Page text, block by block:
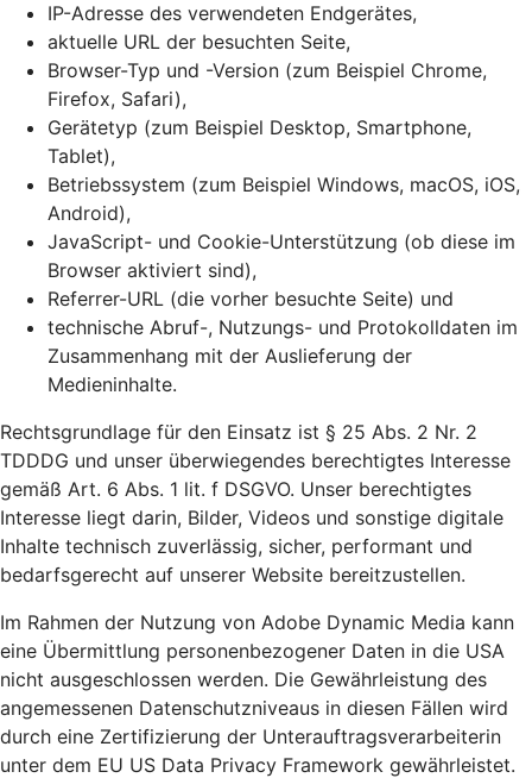
IP-Adresse des verwendeten Endgerätes,
aktuelle URL der besuchten Seite,
Browser-Typ und -Version (zum Beispiel Chrome,
Firefox, Safari),
Gerätetyp (zum Beispiel Desktop, Smartphone,
Tablet),
Betriebssystem (zum Beispiel Windows, macOS, iOS,
Android),
JavaScript- und Cookie-Unterstützung (ob diese im
Browser aktiviert sind),
Referrer-URL (die vorher besuchte Seite) und
technische Abruf-, Nutzungs- und Protokolldaten im
Zusammenhang mit der Auslieferung der
Medieninhalte.
Rechtsgrundlage für den Einsatz ist § 25 Abs. 2 Nr. 2
TDDDG und unser überwiegendes berechtigtes Interesse
gemäß Art. 6 Abs. 1 lit. f DSGVO. Unser berechtigtes
Interesse liegt darin, Bilder, Videos und sonstige digitale
Inhalte technisch zuverlässig, sicher, performant und
bedarfsgerecht auf unserer Website bereitzustellen.
Im Rahmen der Nutzung von Adobe Dynamic Media kann
eine Übermittlung personenbezogener Daten in die USA
nicht ausgeschlossen werden. Die Gewährleistung des
angemessenen Datenschutzniveaus in diesen Fällen wird
durch eine Zertifizierung der Unterauftragsverarbeiterin
unter dem EU US Data Privacy Framework gewährleistet.